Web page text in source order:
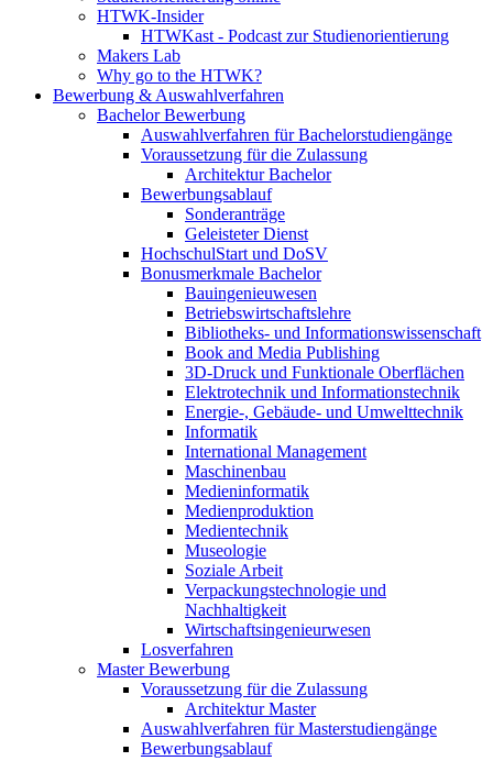
HTWK-Insider
HTWKast - Podcast zur Studienorientierung
Makers Lab
Why go to the HTWK?
Bewerbung & Auswahlverfahren
Bachelor Bewerbung
Auswahlverfahren für Bachelorstudiengänge
Voraussetzung für die Zulassung
Architektur Bachelor
Bewerbungsablauf
Sonderanträge
Geleisteter Dienst
HochschulStart und DoSV
Bonusmerkmale Bachelor
Bauingenieuwesen
Betriebswirtschaftslehre
Bibliotheks- und Informationswissenschaft
Book and Media Publishing
3D-Druck und Funktionale Oberflächen
Elektrotechnik und Informationstechnik
Energie-, Gebäude- und Umwelttechnik
Informatik
International Management
Maschinenbau
Medieninformatik
Medienproduktion
Medientechnik
Museologie
Soziale Arbeit
Verpackungstechnologie und
Nachhaltigkeit
Wirtschaftsingenieurwesen
Losverfahren
Master Bewerbung
Voraussetzung für die Zulassung
Architektur Master
Auswahlverfahren für Masterstudiengänge
Bewerbungsablauf